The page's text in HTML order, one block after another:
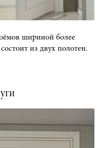
шириной более
из двух полотен.